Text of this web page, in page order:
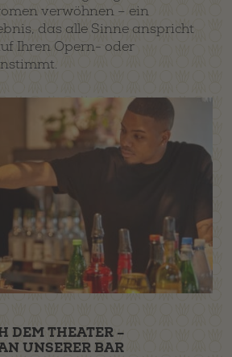
verwöhnen – ein
das alle Sinne anspricht
Ihren Opern- oder
DEM THEATER –
UNSERER BAR